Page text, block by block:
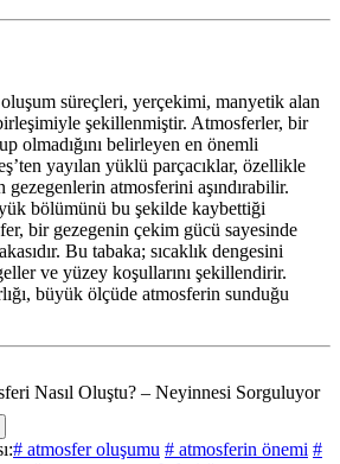
süreçleri, yerçekimi, manyetik alan
şekillenmiştir. Atmosferler, bir
olmadığını belirleyen en önemli
yayılan yüklü parçacıklar, özellikle
gezegenlerin atmosferini aşındırabilir.
bölümünü bu şekilde kaybettiği
bir gezegenin çekim gücü sayesinde
Bu tabaka; sıcaklık dengesini
ve yüzey koşullarını şekillendirir.
büyük ölçüde atmosferin sunduğu
Nasıl Oluştu? – Neyinnesi Sorguluyor
# atmosfer oluşumu # atmosferin önemi #